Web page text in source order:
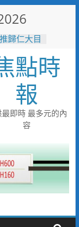
歸仁大目
最大免費
產業記
天堂！高
人潮爆棚
！全臺最
人朝聖
貴嬋現代
點時
報
即時 最多元的內
容